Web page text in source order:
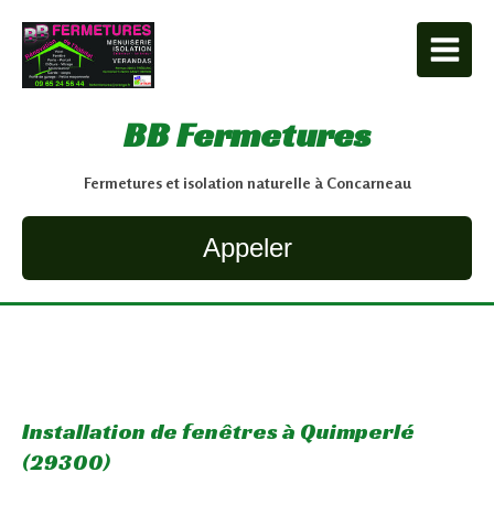
BB Fermetures
Fermetures et isolation naturelle à Concarneau
Appeler
Installation de fenêtres à Quimperlé
(29300)